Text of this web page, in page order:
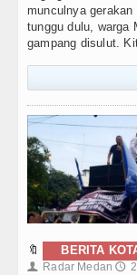
munculnya
tunggu dulu, warga
gampang disulut.
🔖 BERITA
👤 Radar Medan 🕔